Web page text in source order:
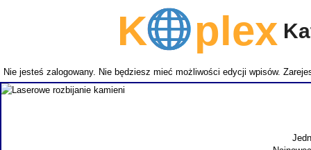
Kplex
Nie jesteś zalogowany. Nie będziesz mieć możliwości edycji wpisów.